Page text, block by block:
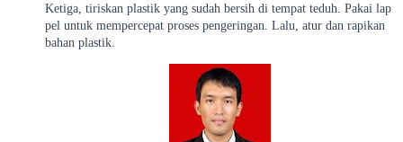
Ketiga, tiriskan plastik yang sudah bersih di tempat teduh. Pakai lap
pel untuk mempercepat proses pengeringan. Lalu, atur dan rapikan
bahan plastik.